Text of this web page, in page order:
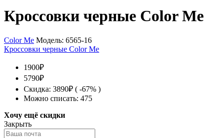
Кроссовки черные Color Me
Color Me Модель: 6565-16
Кроссовки черные Color Me
1900₽
5790₽
Скидка: 3890₽ ( -67% )
Можно списать: 475
Хочу ещё скидки
Закрыть